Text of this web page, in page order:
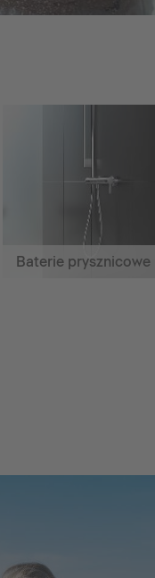
Baterie prysznicowe